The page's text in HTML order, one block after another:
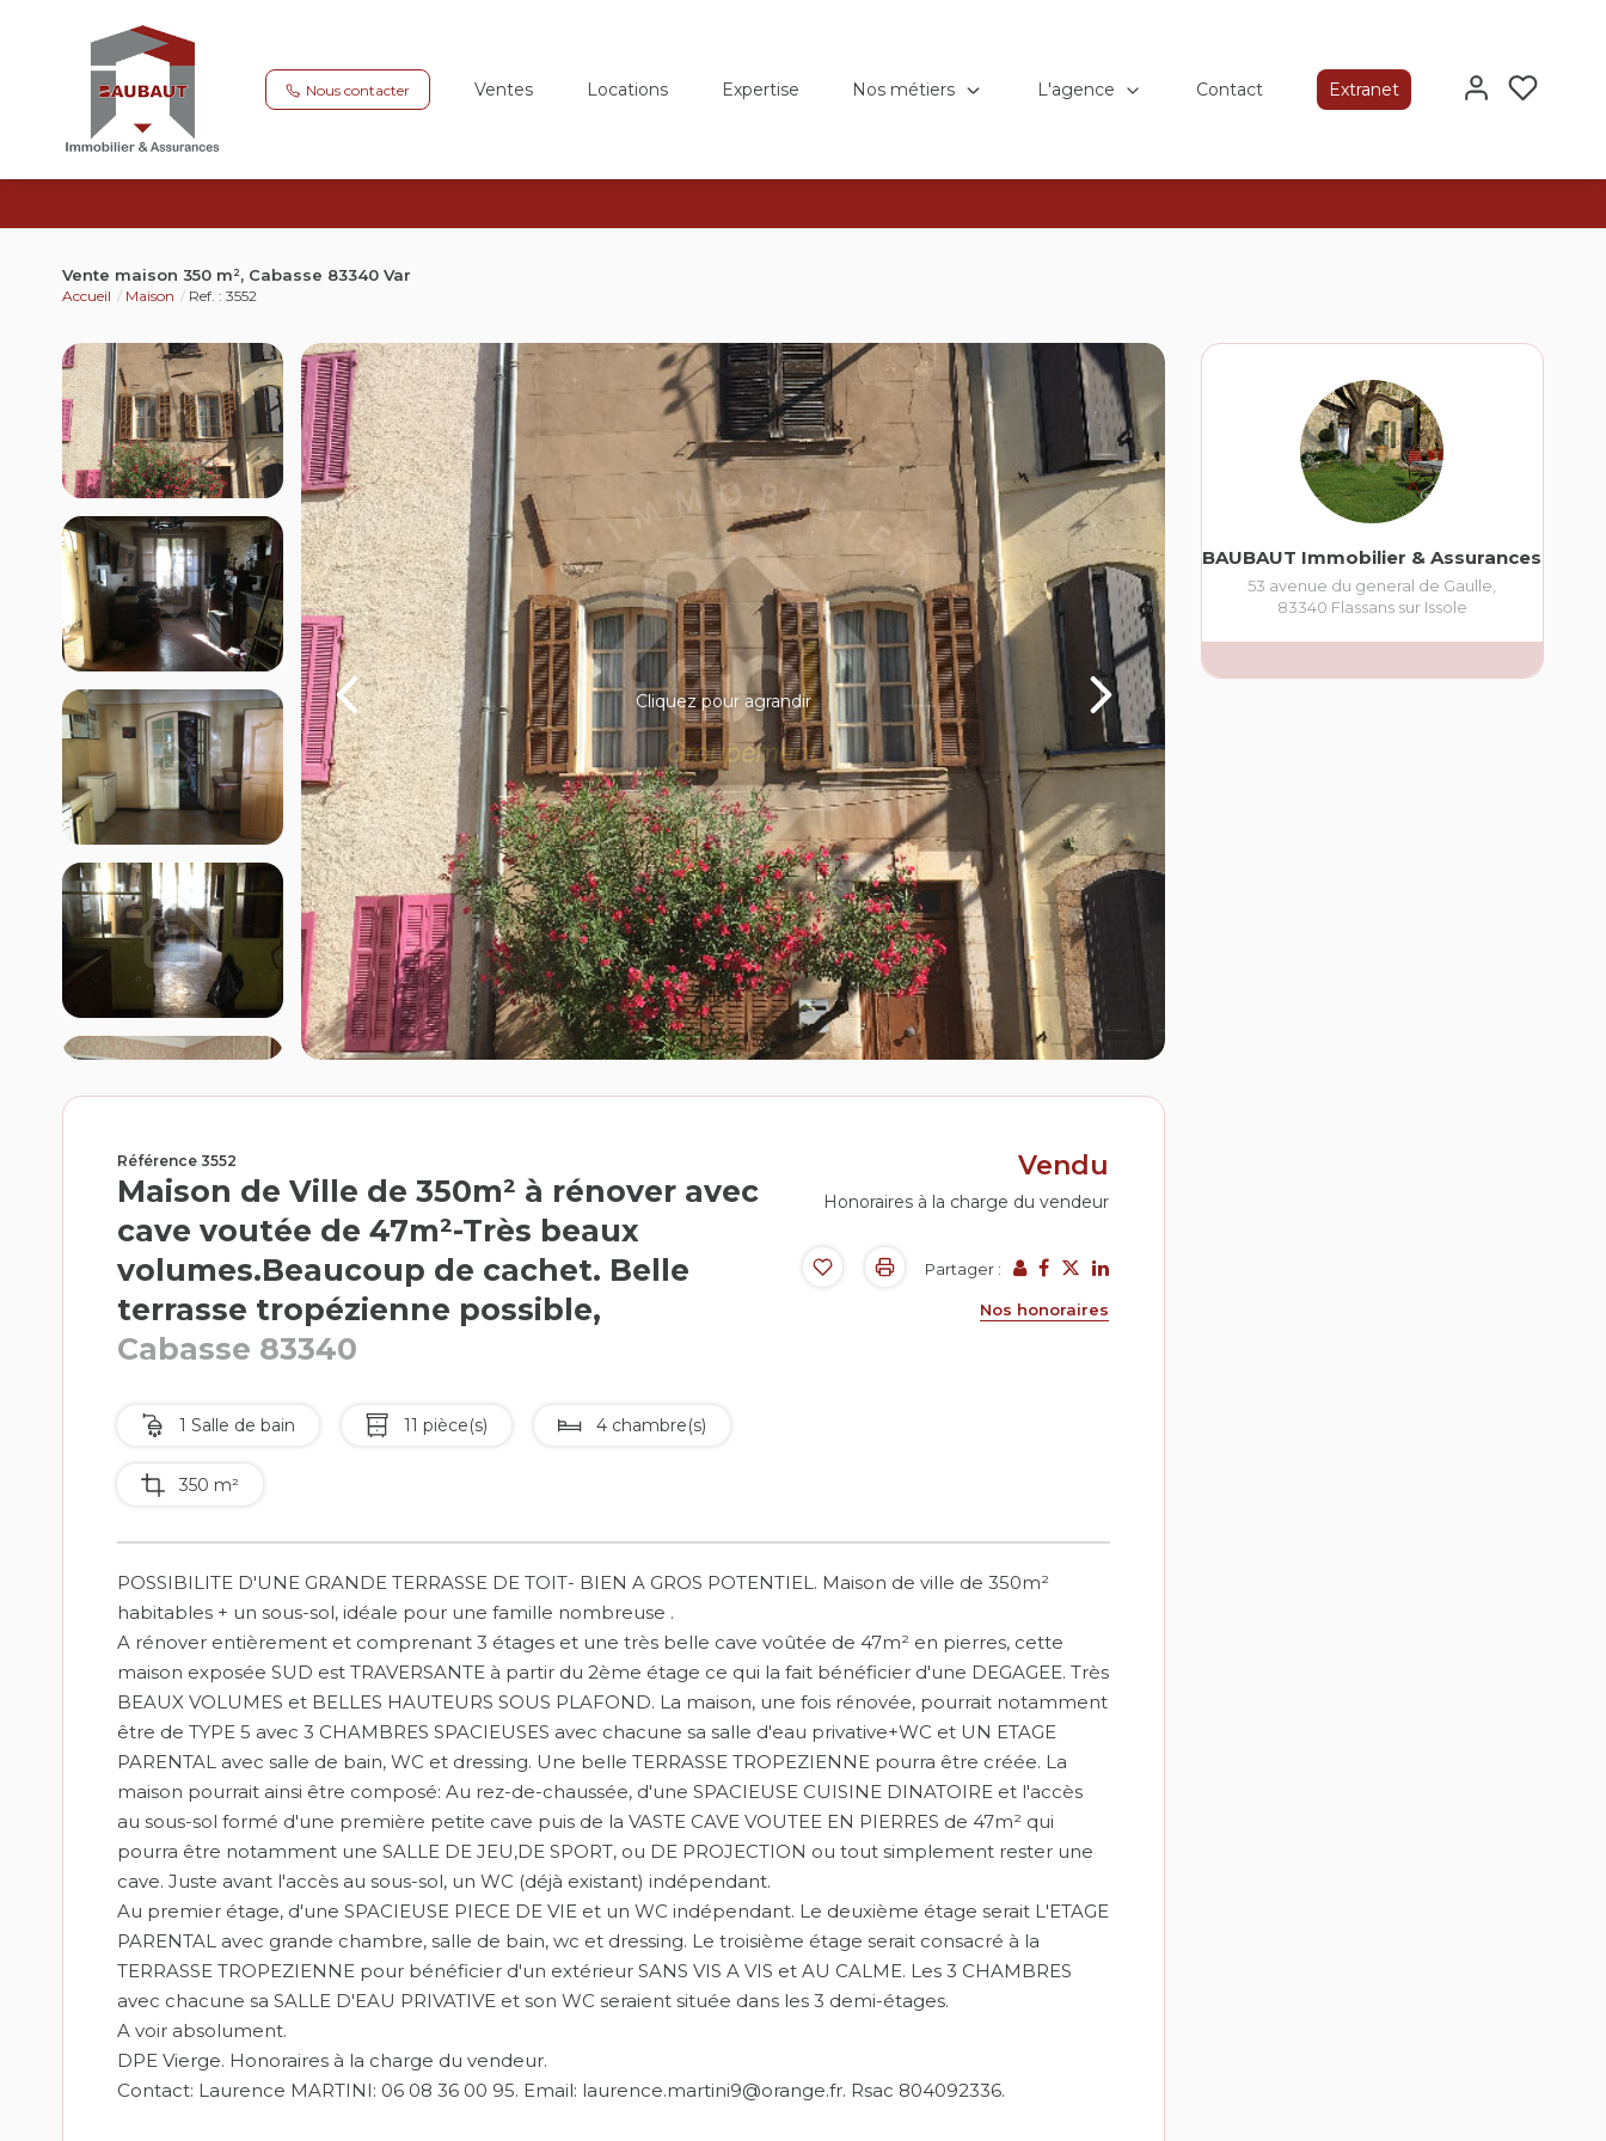
Nous contacter Ventes Locations Expertise Nos métiers L'agence Contact Extranet
Vente maison 350 m², Cabasse 83340 Var
Accueil Maison Ref. : 3552
Cliquez pour agrandir
Référence 3552
Maison de Ville de 350m² à rénover avec
cave voutée de 47m²-Très beaux
volumes.Beaucoup de cachet. Belle
terrasse tropézienne possible,
Cabasse 83340
1 Salle de bain 11 pièce(s) 4 chambre(s)
350 m²
Vendu
Honoraires à la charge du vendeur
Partager :
Nos honoraires
POSSIBILITE D'UNE GRANDE TERRASSE DE TOIT- BIEN A GROS POTENTIEL. Maison de ville de 350m²
habitables + un sous-sol, idéale pour une famille nombreuse .
A rénover entièrement et comprenant 3 étages et une très belle cave voûtée de 47m² en pierres, cette
maison exposée SUD est TRAVERSANTE à partir du 2ème étage ce qui la fait bénéficier d'une DEGAGEE. Très
BEAUX VOLUMES et BELLES HAUTEURS SOUS PLAFOND. La maison, une fois rénovée, pourrait notamment
être de TYPE 5 avec 3 CHAMBRES SPACIEUSES avec chacune sa salle d'eau privative+WC et UN ETAGE
PARENTAL avec salle de bain, WC et dressing. Une belle TERRASSE TROPEZIENNE pourra être créée. La
maison pourrait ainsi être composé: Au rez-de-chaussée, d'une SPACIEUSE CUISINE DINATOIRE et l'accès
au sous-sol formé d'une première petite cave puis de la VASTE CAVE VOUTEE EN PIERRES de 47m² qui
pourra être notamment une SALLE DE JEU,DE SPORT, ou DE PROJECTION ou tout simplement rester une
cave. Juste avant l'accès au sous-sol, un WC (déjà existant) indépendant.
Au premier étage, d'une SPACIEUSE PIECE DE VIE et un WC indépendant. Le deuxième étage serait L'ETAGE
PARENTAL avec grande chambre, salle de bain, wc et dressing. Le troisième étage serait consacré à la
TERRASSE TROPEZIENNE pour bénéficier d'un extérieur SANS VIS A VIS et AU CALME. Les 3 CHAMBRES
avec chacune sa SALLE D'EAU PRIVATIVE et son WC seraient située dans les 3 demi-étages.
A voir absolument.
DPE Vierge. Honoraires à la charge du vendeur.
Contact: Laurence MARTINI: 06 08 36 00 95. Email: laurence.martini9@orange.fr. Rsac 804092336.
BAUBAUT Immobilier & Assurances
53 avenue du general de Gaulle
83340 Flassans sur Issole